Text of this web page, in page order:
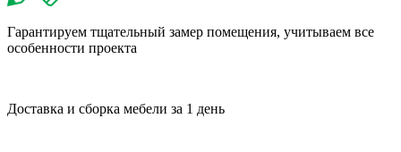
Гарантируем тщательный замер помещения, учитываем все
особенности проекта
Доставка и сборка мебели за 1 день